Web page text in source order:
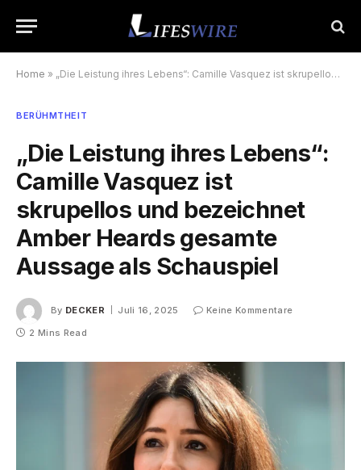
Home » „Die Leistung ihres Lebens“: Camille Vasquez ist skrupellos und bezeichnet Amber Heards gesamte Aussage als Schauspiel
BERÜHMTHEIT
„Die Leistung ihres Lebens“:
Camille Vasquez ist
skrupellos und bezeichnet
Amber Heards gesamte
Aussage als Schauspiel
By DECKER Juli 16, 2025
Keine Kommentare
2 Mins Read